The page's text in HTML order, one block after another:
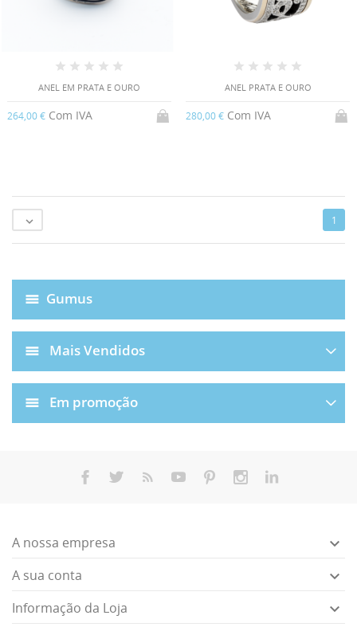
Gumus
Mais Vendidos
Em promoção
ANEL EM PRATA E OURO
264,00 € Com IVA
ANEL PRATA E OURO
280,00 € Com IVA
 1
A nossa empresa 
A sua conta 
Informação da Loja 